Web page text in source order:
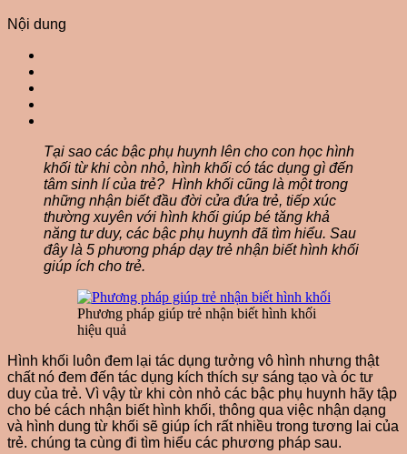
Nội dung
Tại sao các bậc phụ huynh lên cho con học hình
khối từ khi còn nhỏ, hình khối có tác dụng gì đến
tâm sinh lí của trẻ? Hình khối cũng là một trong
những nhận biết đầu đời cửa đứa trẻ, tiếp xúc
thường xuyên với hình khối giúp bé tăng khả
năng tư duy, các bậc phụ huynh đã tìm hiểu. Sau
đây là 5 phương pháp dạy trẻ nhận biết hình khối
giúp ích cho trẻ.
Phương pháp giúp trẻ nhận biết hình khối
hiệu quả
Hình khối luôn đem lại tác dụng tưởng vô hình nhưng thật
chất nó đem đến tác dụng kích thích sự sáng tạo và óc tư
duy của trẻ. Vì vậy từ khi còn nhỏ các bậc phụ huynh hãy tập
cho bé cách nhận biết hình khối, thông qua việc nhận dạng
và hình dung từ khối sẽ giúp ích rất nhiều trong tương lai của
trẻ. chúng ta cùng đi tìm hiểu các phương pháp sau.